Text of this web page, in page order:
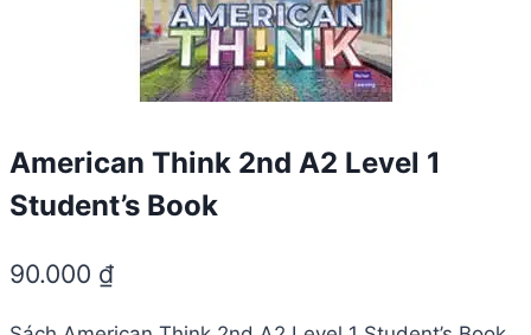
American Think 2nd A2 Level 1
Student’s Book
90.000 ₫